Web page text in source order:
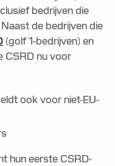
bedrijven die
de bedrijven die
(golf 1-bedrijven) en
CSRD nu voor
ook voor niet-EU-
hun eerste CSRD-